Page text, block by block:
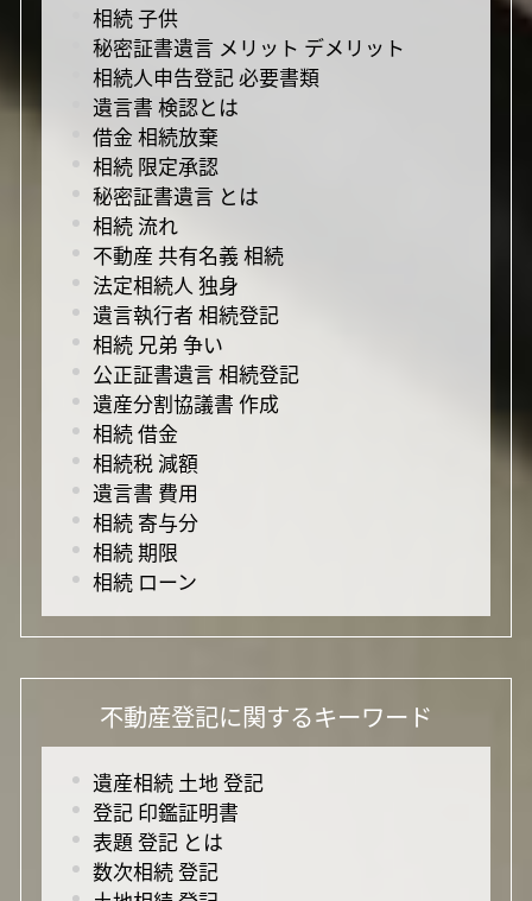
相続 子供
秘密証書遺言 メリット デメリット
相続人申告登記 必要書類
遺言書 検認とは
借金 相続放棄
相続 限定承認
秘密証書遺言 とは
相続 流れ
不動産 共有名義 相続
法定相続人 独身
遺言執行者 相続登記
相続 兄弟 争い
公正証書遺言 相続登記
遺産分割協議書 作成
相続 借金
相続税 減額
遺言書 費用
相続 寄与分
相続 期限
相続 ローン
不動産登記に関するキーワード
遺産相続 土地 登記
登記 印鑑証明書
表題 登記 とは
数次相続 登記